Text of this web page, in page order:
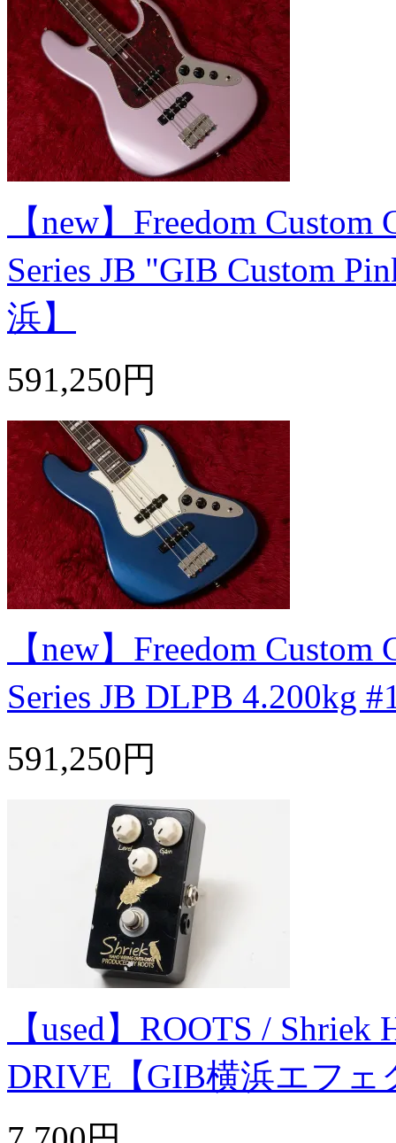
【new】Freedom Custom
Series JB "GIB Custom
浜】
591,250円
【new】Freedom Custom
Series JB DLPB 4.200kg
591,250円
【used】ROOTS /
DRIVE【GIB横浜エフェ